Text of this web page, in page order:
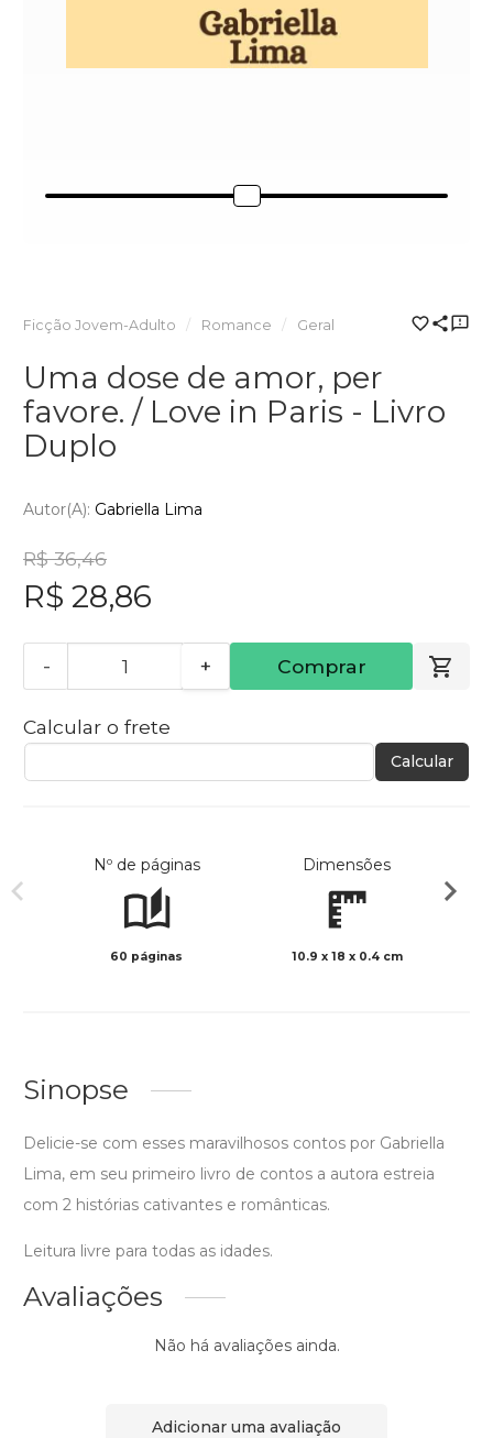
Ficção Jovem-Adulto Romance Geral
Uma dose de amor, per
favore. / Love in Paris - Livro
Duplo
Autor(a): Gabriella Lima
R$ 36,46
R$ 28,86
- + Comprar
Calcular o frete
Calcular
Nº de páginas
60 páginas
Dimensões
10.9 x 18 x 0.4 cm
Sinopse
Delicie-se com esses maravilhosos contos por Gabriella
Lima, em seu primeiro livro de contos a autora estreia
com 2 histórias cativantes e românticas.
Leitura livre para todas as idades.
Avaliações
Não há avaliações ainda.
Adicionar uma avaliação